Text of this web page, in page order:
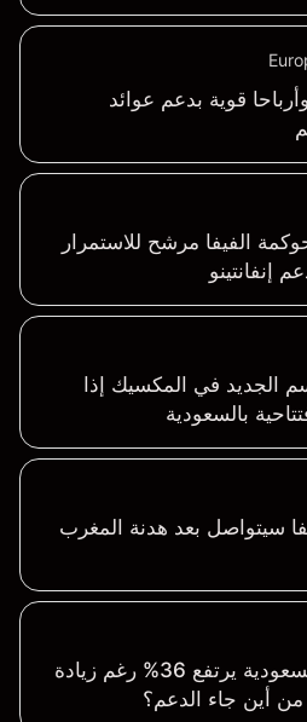
قوية بدعم عوائد
حوكمة الفيفا مرشح للاستمرار
إنفانتينو
الجديد في المكسيك إذا
بالسعودية
سيتواصل بعد هدنة المغرب
صافي أرباح "صافولا" السعودية يرتفع 36% رغم زيادة
أين جاء الدعم؟